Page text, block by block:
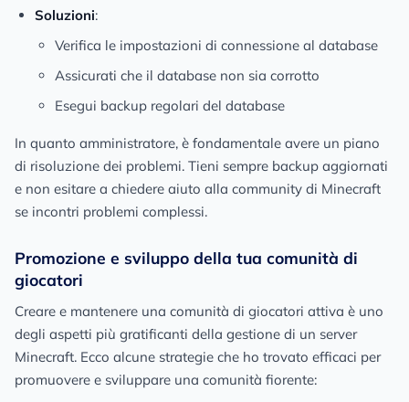
Soluzioni:
Verifica le impostazioni di connessione al database
Assicurati che il database non sia corrotto
Esegui backup regolari del database
In quanto amministratore, è fondamentale avere un piano
di risoluzione dei problemi. Tieni sempre backup aggiornati
e non esitare a chiedere aiuto alla community di Minecraft
se incontri problemi complessi.
Promozione e sviluppo della tua comunità di
giocatori
Creare e mantenere una comunità di giocatori attiva è uno
degli aspetti più gratificanti della gestione di un server
Minecraft. Ecco alcune strategie che ho trovato efficaci per
promuovere e sviluppare una comunità fiorente: